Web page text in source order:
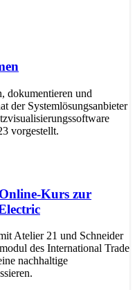
dokumentieren und
der Systemlösungsanbieter
vorgestellt.
Kurs zur
Atelier 21 und Schneider
des International Trade
nachhaltige